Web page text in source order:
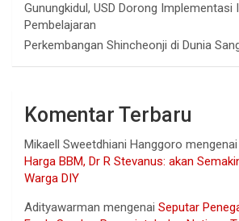
Gunungkidul, USD Dorong Implementasi
Pembelajaran
Perkembangan Shincheonji di Dunia
Komentar Terbaru
Mikaell Sweetdhiani Hanggoro mengenai
Harga BBM, Dr R Stevanus: akan
Warga DIY
Adityawarman mengenai Seputar